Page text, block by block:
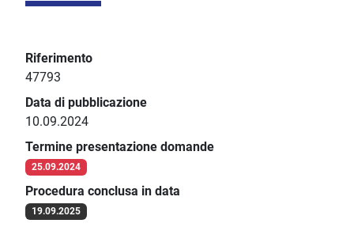
Riferimento
47793
Data di pubblicazione
10.09.2024
Termine presentazione domande
25.09.2024
Procedura conclusa in data
19.09.2025